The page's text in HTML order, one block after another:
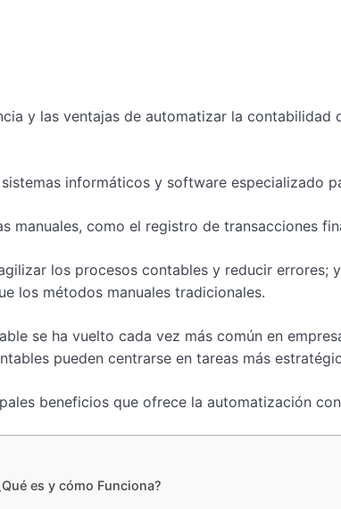
y las ventajas de automatizar la
informáticos y software especializado
manuales, como el registro de transacciones
los procesos contables y reducir
los métodos manuales tradicionales.
se ha vuelto cada vez más común en
pueden centrarse en tareas más
beneficios que ofrece la automatización
es y cómo Funciona?